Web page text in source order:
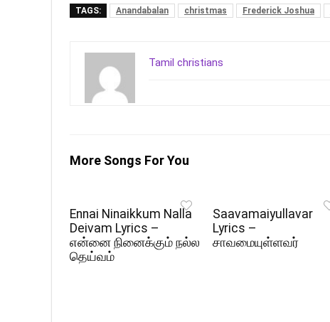
TAGS: Anandabalan christmas Frederick Joshua
Tamil christians
More Songs For You
Ennai Ninaikkum Nalla
Deivam Lyrics –
என்னை நினைக்கும் நல்ல
தெய்வம்
Saavamaiyullavar
Lyrics –
சாவமையுள்ளவர்